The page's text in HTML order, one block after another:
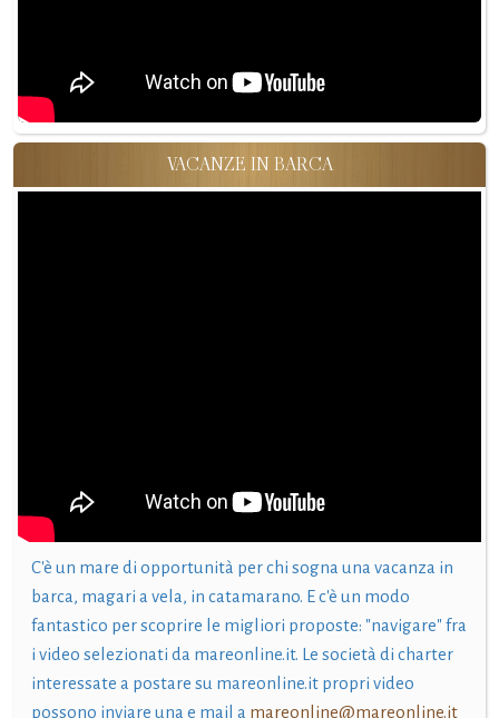
VACANZE IN BARCA
C'è un mare di opportunità per chi sogna una vacanza in
barca, magari a vela, in catamarano. E c'è un modo
fantastico per scoprire le migliori proposte: "navigare" fra
i video selezionati da mareonline.it. Le società di charter
interessate a postare su mareonline.it propri video
possono inviare una e mail a mareonline@mareonline.it